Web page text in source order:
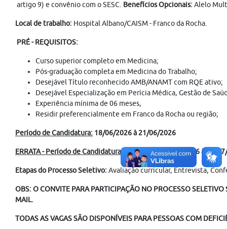
artigo 9) e convênio com o SESC. Benefícios Opcionais:Alelo
Local de trabalho: Hospital Albano/CAISM - Franco da Rocha.
PRÉ - REQUISITOS:
Curso superior completo em Medicina;
Pós-graduação completa em Medicina do Trabalho;
Desejável Título reconhecido AMB/ANAMT com RQE ativo;
Desejável Especialização em Perícia Médica, Gestão de
Experiência mínima de 06 meses,
Residir preferencialmente em Franco da Rocha ou região;
Período de Candidatura: 18/06/2026 à 21/06/2026
ERRATA - Período de Candidatura Prorrogado:25/06/2026 à 31/
Etapas do Processo Seletivo:Avaliação curricular, Entrevista,
OBS: O CONVITE PARA PARTICIPAÇÃO NO PROCESSO SELETIVO
MAIL.
TODAS AS VAGAS SÃO DISPONÍVEIS PARA PESSOAS COM